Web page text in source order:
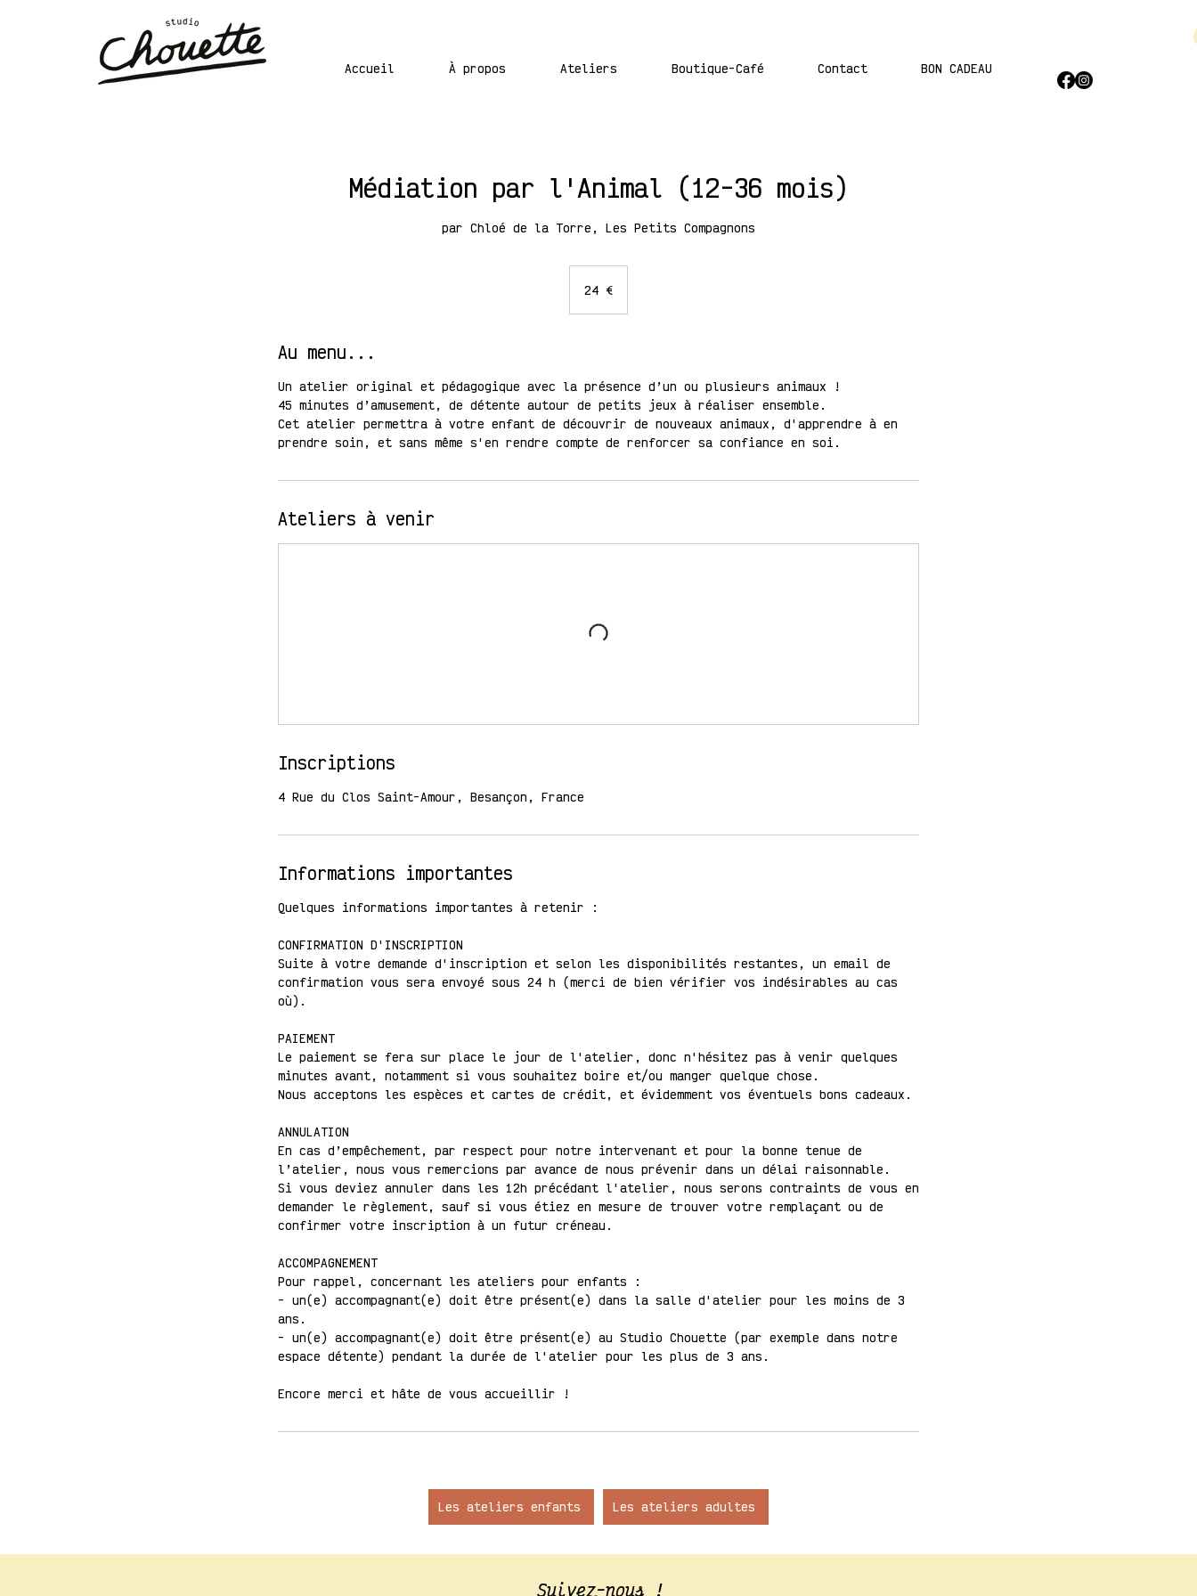
Accueil À propos Ateliers Boutique-Café Contact BON CADEAU
Médiation par l'Animal (12-36 mois)
par Chloé de la Torre, Les Petits Compagnons
24 €
Au menu...
Un atelier original et pédagogique avec la présence d’un ou plusieurs animaux !
45 minutes d’amusement, de détente autour de petits jeux à réaliser ensemble.
Cet atelier permettra à votre enfant de découvrir de nouveaux animaux, d'apprendre à en
prendre soin, et sans même s'en rendre compte de renforcer sa confiance en soi.
Ateliers à venir
Inscriptions
4 Rue du Clos Saint-Amour, Besançon, France
Informations importantes
Quelques informations importantes à retenir :
CONFIRMATION D'INSCRIPTION
Suite à votre demande d'inscription et selon les disponibilités restantes, un email de
confirmation vous sera envoyé sous 24 h (merci de bien vérifier vos indésirables au cas
où).
PAIEMENT
Le paiement se fera sur place le jour de l'atelier, donc n'hésitez pas à venir quelques
minutes avant, notamment si vous souhaitez boire et/ou manger quelque chose.
Nous acceptons les espèces et cartes de crédit, et évidemment vos éventuels bons cadeaux.
ANNULATION
En cas d’empêchement, par respect pour notre intervenant et pour la bonne tenue de
l’atelier, nous vous remercions par avance de nous prévenir dans un délai raisonnable.
Si vous deviez annuler dans les 12h précédant l'atelier, nous serons contraints de vous en
demander le règlement, sauf si vous étiez en mesure de trouver votre remplaçant ou de
confirmer votre inscription à un futur créneau.
ACCOMPAGNEMENT
Pour rappel, concernant les ateliers pour enfants :
- un(e) accompagnant(e) doit être présent(e) dans la salle d'atelier pour les moins de 3
ans.
- un(e) accompagnant(e) doit être présent(e) au Studio Chouette (par exemple dans notre
espace détente) pendant la durée de l'atelier pour les plus de 3 ans.
Encore merci et hâte de vous accueillir !
Les ateliers enfants Les ateliers adultes
Suivez-nous !